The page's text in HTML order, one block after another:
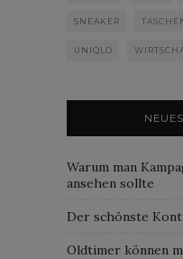
SNEAKER
UNIQLO
Warum man
ansehen sollte
Der schönste
Oldtimer können